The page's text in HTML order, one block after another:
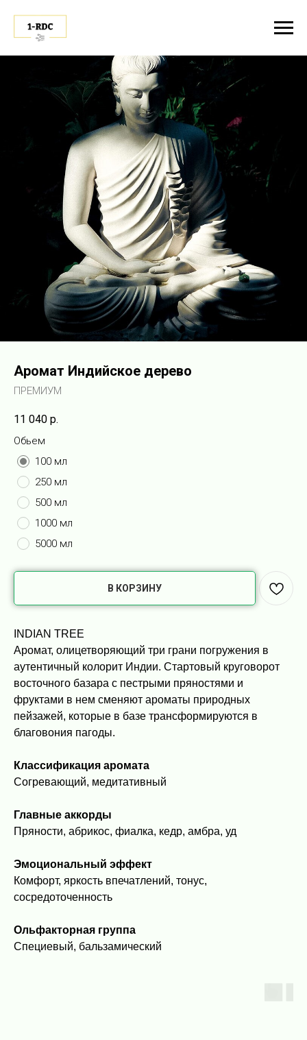
Аромат Индийское дерево
ПРЕМИУМ
11 040 р.
Обьем
100 мл
250 мл
500 мл
1000 мл
5000 мл
В КОРЗИНУ
INDIAN TREE
Аромат, олицетворяющий три грани погружения в
аутентичный колорит Индии. Стартовый круговорот
восточного базара с пестрыми пряностями и
фруктами в нем сменяют ароматы природных
пейзажей, которые в базе трансформируются в
благовония пагоды.
Классификация аромата
Согревающий, медитативный
Главные аккорды
Пряности, абрикос, фиалка, кедр, амбра, уд
Эмоциональный эффект
Комфорт, яркость впечатлений, тонус,
сосредоточенность
Ольфакторная группа
Специевый, бальзамический